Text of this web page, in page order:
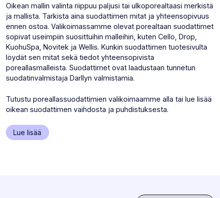
Oikean mallin valinta riippuu paljusi tai ulkoporealtaasi merkistä
ja mallista. Tarkista aina suodattimen mitat ja yhteensopivuus
ennen ostoa. Valikoimassamme olevat porealtaan suodattimet
sopivat useimpiin suosittuihin malleihin, kuten Cello, Drop,
KuohuSpa, Novitek ja Wellis. Kunkin suodattimen tuotesivulta
löydät sen mitat sekä tiedot yhteensopivista
poreallasmalleista. Suodattimet ovat laadustaan tunnetun
suodatinvalmistaja Darllyn valmistamia.
Tutustu poreallassuodattimien valikoimaamme alla tai lue lisää
oikean suodattimen vaihdosta ja puhdistuksesta.
Lue lisää (Siirtyy
sivulla